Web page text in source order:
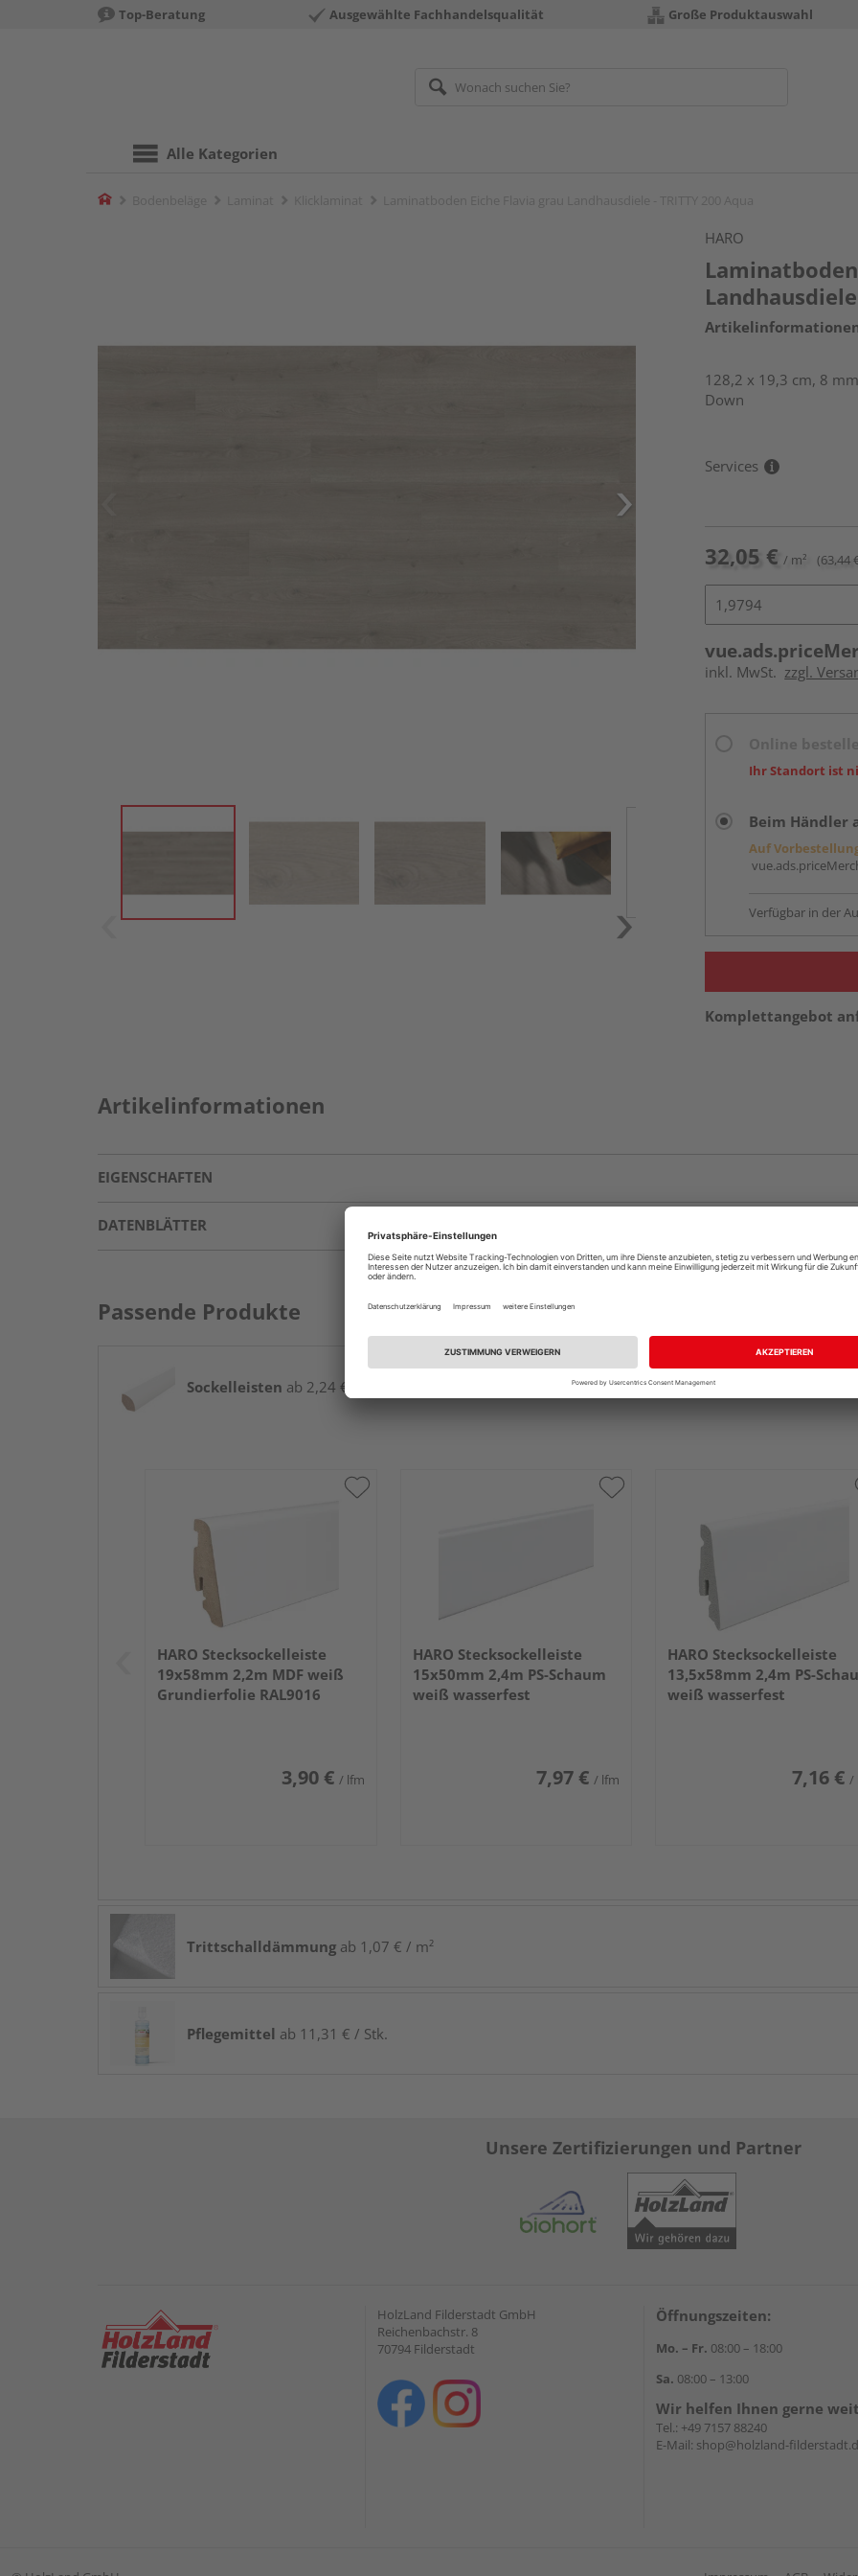
Top-Beratung Ausgewählte Fachhandelsqualität Große Produktauswahl
Alle Kategorien
Home
HARO
128,2 x 19,3 cm, 8
Down
Services
32,05 € / m² (63,44
inkl. MwSt. zzgl.
Ihr Standort ist
Beim Händler
Auf
Verfügbar in der
Komplettangebot
Artikelinformationen
EIGENSCHAFTEN
DATENBLÄTTER
Passende Produkte
Sockelleisten ab 2,24 € / lfm
HARO Stecksockelleiste
19x58mm 2,2m MDF weiß
Grundierfolie RAL9016
3,90 € / lfm
HARO Stecksockelleiste
15x50mm 2,4m PS-Schaum
weiß wasserfest
7,97 € / lfm
HARO Stecksockelleiste
13,5x58mm 2,4m PS-
weiß wasserfest
7,16 € /
Trittschalldämmung ab 1,07 € / m²
Pflegemittel ab 11,31 € / Stk.
Unsere Zertifizierungen und Partner
HolzLand Filderstadt GmbH
Reichenbachstr. 8
70794 Filderstadt
Öffnungszeiten:
Mo. – Fr. 08:00 – 18:00
Sa. 08:00 – 13:00
Wir helfen Ihnen gerne
Tel.: +49 7157 88240
E-Mail: shop@holzland-